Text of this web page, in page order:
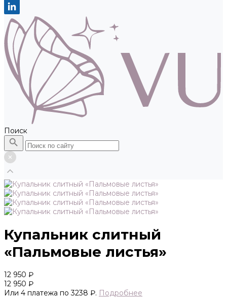
Поиск
Купальник слитный
«Пальмовые листья»
12 950 ₽
12 950 ₽
Или 4 платежа по 3238 ₽. Подробнее